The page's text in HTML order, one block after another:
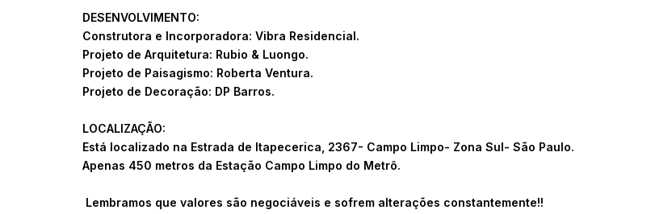
DESENVOLVIMENTO:
Construtora e Incorporadora: Vibra Residencial.
Projeto de Arquitetura: Rubio & Luongo.
Projeto de Paisagismo: Roberta Ventura.
Projeto de Decoração: DP Barros.
LOCALIZAÇÃO:
Está localizado na Estrada de Itapecerica, 2367- Campo Limpo- Zona Sul- São Paulo.
Apenas 450 metros da Estação Campo Limpo do Metrô.
Lembramos que valores são negociáveis e sofrem alterações constantemente!!